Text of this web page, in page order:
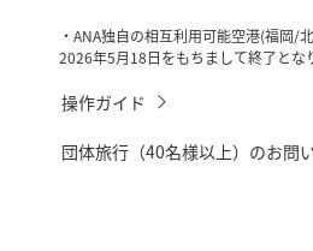
1記録あたり
クーポンコード：
チェックイン・チェックア
・ANA独自の相互利用可能空港(福岡/
2026年5月18日をもちまして終了とな
操作ガイド
団体旅行（40名様以上）のお問